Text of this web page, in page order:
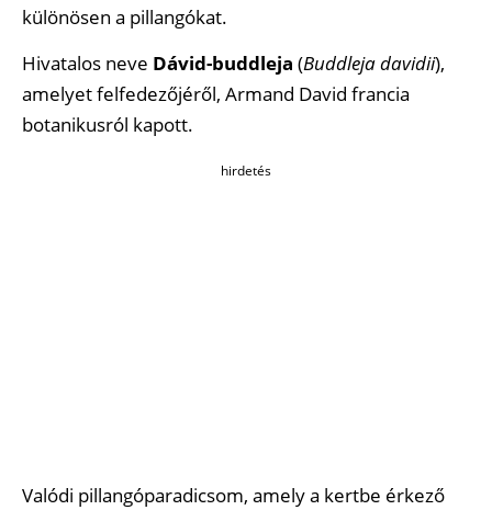
különösen a pillangókat.
Hivatalos neve Dávid-buddleja (Buddleja davidii),
amelyet felfedezőjéről, Armand David francia
botanikusról kapott.
hirdetés
Valódi pillangóparadicsom, amely a kertbe érkező